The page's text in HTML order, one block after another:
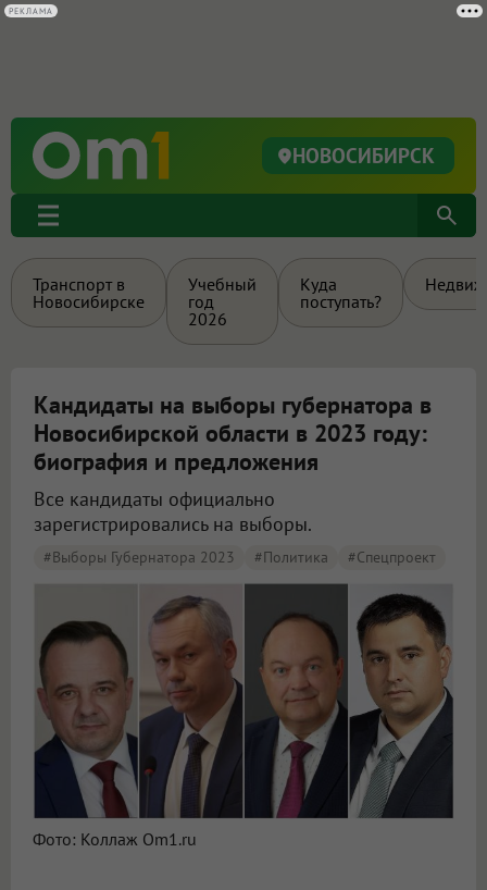
НОВОСИБИРСК
Транспорт в
Новосибирске
Учебный
год
2026
Куда
поступать?
Кандидаты на выборы губернатора в
Новосибирской области в 2023 году:
биография и предложения
Все кандидаты официально
зарегистрировались на выборы.
#Выборы Губернатора 2023 #Политика #Спецпроект
Фото: Коллаж Om1.ru
РЕКЛАМА